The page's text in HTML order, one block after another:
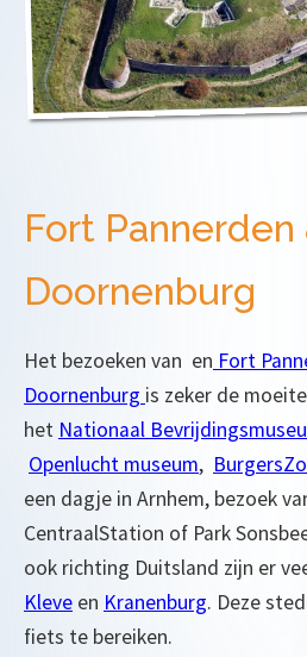
Fort
Doornenburg
Het bezoeken van en Fort
Doornenburg is zeker de
het Nationaal
Openlucht museum,
een dagje in Arnhem, bezoek
CentraalStation of Park
ook richting Duitsland zijn er
Kleve en Kranenburg. Deze
fiets te bereiken.